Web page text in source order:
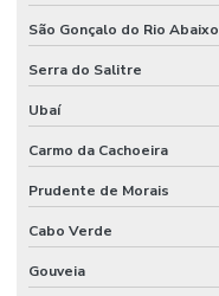
São Gonçalo do Rio Abaixo
Serra do Salitre
Ubaí
Carmo da Cachoeira
Prudente de Morais
Cabo Verde
Gouveia